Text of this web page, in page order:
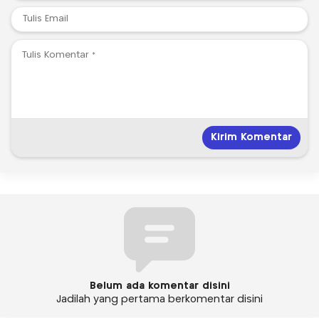
Belum ada komentar disini
Jadilah yang pertama berkomentar disini